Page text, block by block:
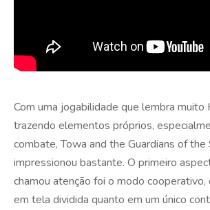
Com uma jogabilidade que lembra muito
trazendo elementos próprios,
combate, Towa and the Guardians of the
impressionou bastante. O primeiro
chamou atenção foi o modo
em tela dividida quanto em um único